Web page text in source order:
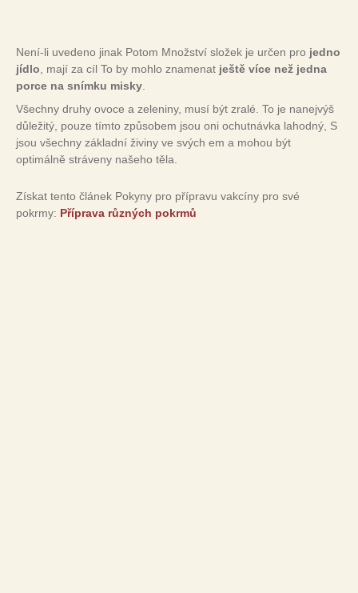
Není-li uvedeno jinak Potom Množství složek je určen pro jedno
jídlo , mají za cíl To by mohlo znamenat ještě více než jedna
porce na snímku misky
Všechny druhy ovoce a zeleniny, musí být zralé. To je nanejvýš
důležitý, pouze tímto způsobem jsou oni ochutnávka lahodný, S
jsou všechny základní živiny ve svých em a mohou být
optimálně stráveny našeho těla.
Získat tento článek Pokyny pro přípravu vakcíny pro své
pokrmy: Příprava různých pokrmů